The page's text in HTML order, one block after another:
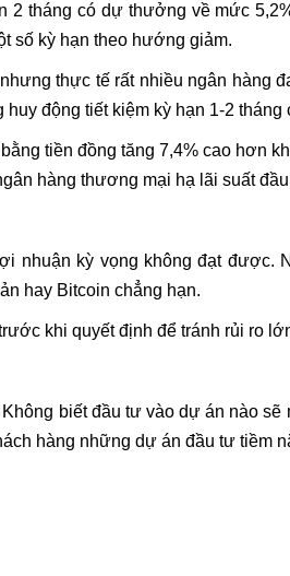
2 tháng có dự thưởng về mức
số kỳ hạn theo hướng giảm.
thực tế rất nhiều ngân hàng
động tiết kiệm kỳ hạn 1-2 tháng
tiền đồng tăng 7,4% cao hơn
hàng thương mại hạ lãi suất
nhuận kỳ vọng không đạt được.
hay Bitcoin chẳng hạn.
khi quyết định để tránh rủi ro
biết đầu tư vào dự án nào sẽ
hàng những dự án đầu tư tiềm